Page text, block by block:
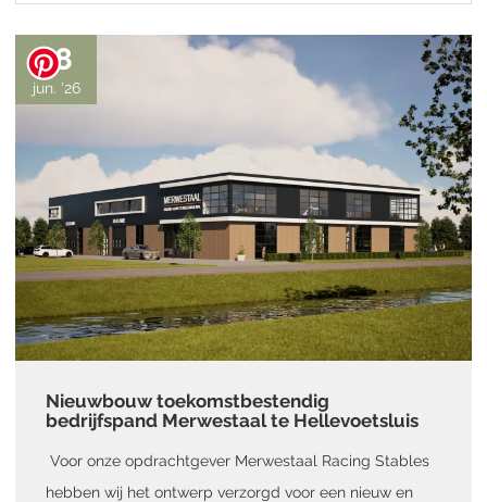
18
jun. '26
Nieuwbouw toekomstbestendig
bedrijfspand Merwestaal te Hellevoetsluis
Voor onze opdrachtgever Merwestaal Racing Stables
hebben wij het ontwerp verzorgd voor een nieuw en